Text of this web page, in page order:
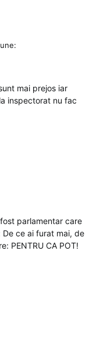
mai prejos iar
inspectorat nu fac
parlamentar care
ce ai furat mai, de
PENTRU CA POT!